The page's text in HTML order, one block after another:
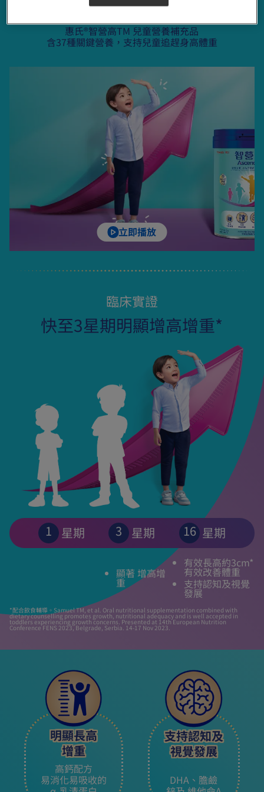
惠氏®智營高TM 兒童營養補充品
含37種關鍵營養，支持兒童追趕身高體重
立即播放
臨床實證
快至3星期明顯增高增重*
1 星期 3 星期 16 星期
顯著 增高增
重
有效長高約3cm*
有效改善體重
支持認知及視覺
發展
*配合飲食輔導。Samuel TM, et al. Oral nutritional supplementation combined with
dietary counselling promotes growth, nutritional adequacy and is well accepted in
toddlers experiencing growth concerns. Presented at 14th European Nutrition
Conference FENS 2023, Belgrade, Serbia. 14-17 Nov 2023.
明顯長高
增重
高鈣配方
易消化易吸收的
支持認知及
視覺發展
DHA、膽鹼